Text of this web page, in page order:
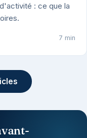
: ce que la
7 min